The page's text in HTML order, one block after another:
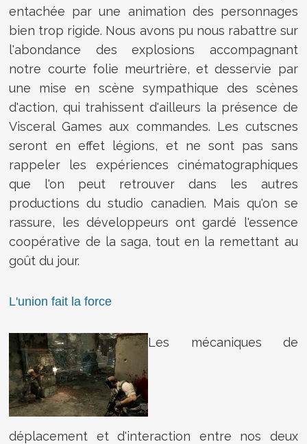
entachée par une animation des personnages
bien trop rigide. Nous avons pu nous rabattre sur
l'abondance des explosions accompagnant
notre courte folie meurtrière, et desservie par
une mise en scène sympathique des scènes
d'action, qui trahissent d'ailleurs la présence de
Visceral Games aux commandes. Les cutscnes
seront en effet légions, et ne sont pas sans
rappeler les expériences cinématographiques
que l'on peut retrouver dans les autres
productions du studio canadien. Mais qu'on se
rassure, les développeurs ont gardé l'essence
coopérative de la saga, tout en la remettant au
goût du jour.
L'union fait la force
Les mécaniques de
déplacement et d'interaction entre nos deux